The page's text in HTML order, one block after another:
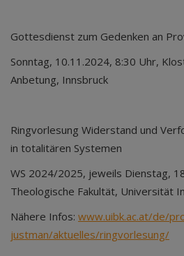
Gottesdienst zum Gedenken an
Sonntag, 10.11.2024, 8:30 Uhr,
Anbetung, Innsbruck
Ringvorlesung Widerstand und
in totalitären Systemen
WS 2024/2025, jeweils Dienstag,
Theologische Fakultät, Universität
Nähere Infos: www.uibk.ac.at/de/
justman/aktuelles/ringvorlesung/